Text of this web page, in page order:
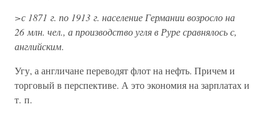
>с 1871 г. по 1913 г. население Германии возросло на
26 млн. чел., а производство угля в Руре сравнялось с,
английским.
Угу, а англичане переводят флот на нефть. Причем и
торговый в перспективе. А это экономия на зарплатах и
т. п.